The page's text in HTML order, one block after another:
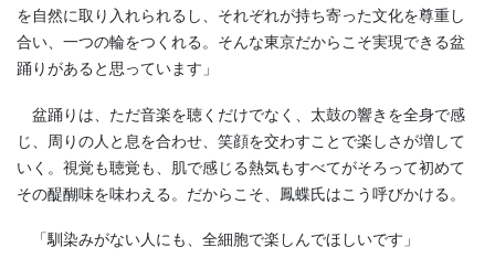
を自然に取り入れられるし、それぞれが持ち寄った文化を尊重し
合い、一つの輪をつくれる。そんな東京だからこそ実現できる盆
踊りがあると思っています」
盆踊りは、ただ音楽を聴くだけでなく、太鼓の響きを全身で感
じ、周りの人と息を合わせ、笑顔を交わすことで楽しさが増して
いく。視覚も聴覚も、肌で感じる熱気もすべてがそろって初めて
その醍醐味を味わえる。だからこそ、鳳蝶氏はこう呼びかける。
「馴染みがない人にも、全細胞で楽しんでほしいです」